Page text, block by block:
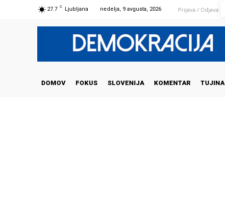
27.7 C Ljubljana nedelja, 9 avgusta, 2026 Prijava / Odjava
DOMOV FOKUS SLOVENIJA KOMENTAR TUJINA